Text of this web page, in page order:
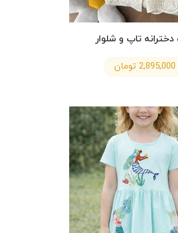
تاپ و شلوار
2,895,000 تومان